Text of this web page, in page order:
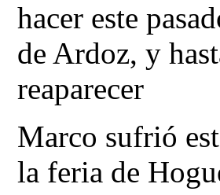
hacer este
de Ardoz, y
reaparecer
Marco sufrió
la feria de